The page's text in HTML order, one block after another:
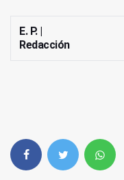
E. P. |
Redacción